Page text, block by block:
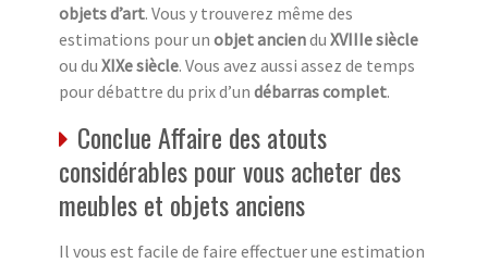
objets d’art. Vous y trouverez même des
estimations pour un objet anciendu XVIIIe siècle
ou du XIXe siècle. Vous avez aussi assez de temps
pour débattre du prix d’un débarras complet.
Conclue Affaire des atouts
considérables pour vous acheter des
meubles et objets anciens
Il vous est facile de faire effectuer une estimation